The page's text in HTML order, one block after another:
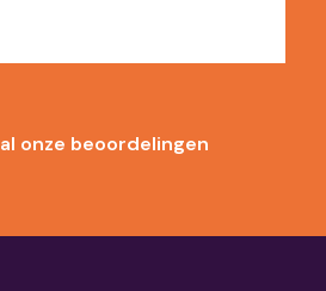
al onze beoordelingen